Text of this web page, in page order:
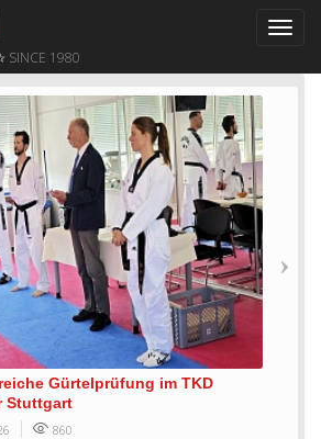
SINCE 1980
Gürtelprüfung im TKD
Stuttgart
860